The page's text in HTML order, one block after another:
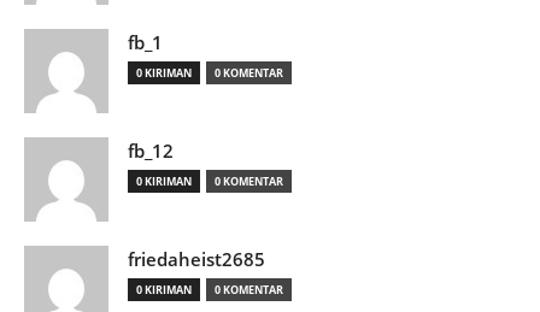
fb_1
0 KIRIMAN 0 KOMENTAR
fb_12
0 KIRIMAN 0 KOMENTAR
friedaheist2685
0 KIRIMAN 0 KOMENTAR